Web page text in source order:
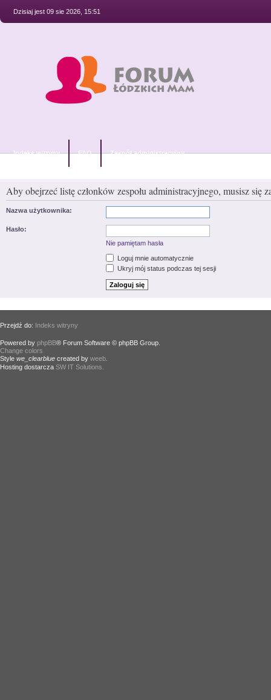
Dzisiaj jest 09 sie 2026, 15:51
Indeks witryny FAQ Zespół administracyjny
Aby obejrzeć listę członków zespołu administracyjnego, musisz się
Nazwa użytkownika:
Hasło:
Nie pamiętam hasła
Loguj mnie automatycznie
Ukryj mój status podczas tej sesji
Przejdź do: Indeks witryny
Powered by phpBB® Forum Software © phpBB Group.
Change colors
Style we_clearblue created by weeb
Hosting dostarcza SW IT Solutions